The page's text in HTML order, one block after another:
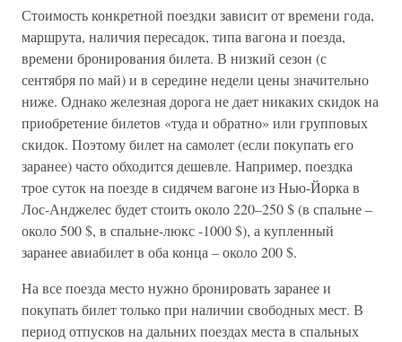
Стоимость конкретной поездки зависит от времени года,
маршрута, наличия пересадок, типа вагона и поезда,
времени бронирования билета. В низкий сезон (с
сентября по май) и в середине недели цены значительно
ниже. Однако железная дорога не дает никаких скидок на
приобретение билетов «туда и обратно» или групповых
скидок. Поэтому билет на самолет (если покупать его
заранее) часто обходится дешевле. Например, поездка
трое суток на поезде в сидячем вагоне из Нью-Йорка в
Лос-Анджелес будет стоить около 220–250 $ (в спальне –
около 500 $, в спальне-люкс -1000 $), а купленный
заранее авиабилет в оба конца – около 200 $.
На все поезда место нужно бронировать заранее и
покупать билет только при наличии свободных мест. В
период отпусков на дальних поездах места в спальных